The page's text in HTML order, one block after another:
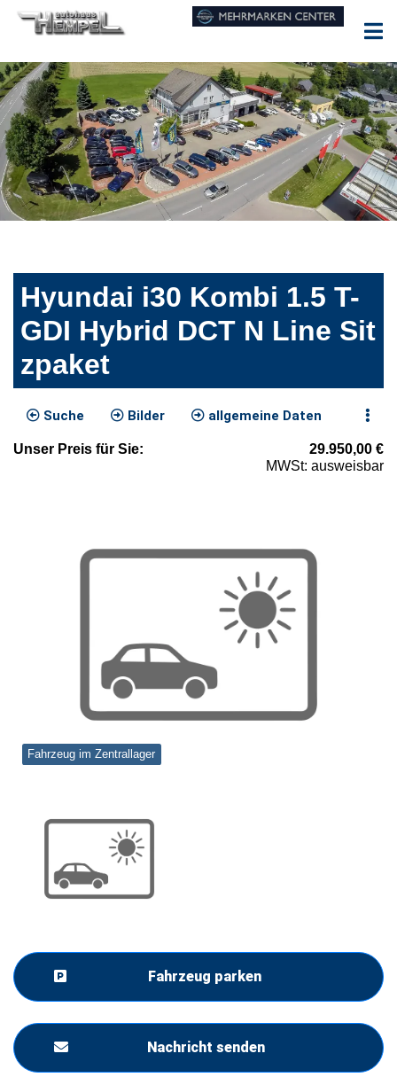
Hyundai i30 Kombi 1.5 T-
GDI Hybrid DCT N Line Sit
zpaket
Suche Bilder allgemeine Daten
Unser Preis für Sie: 29.950,00 €
MWSt: ausweisbar
Fahrzeug im Zentrallager
Fahrzeug parken
Nachricht senden